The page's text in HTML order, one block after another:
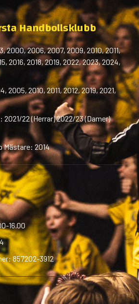
Handbollsklubb
2000, 2006, 2007, 2009, 2010, 2011,
2016, 2018, 2019, 2022, 2023, 2024,
2005, 2010, 2011, 2012, 2019, 2021,
2021/22 (Herrar) 2022/23 (Damer)
Mästare: 2014
16.00
857202-3912